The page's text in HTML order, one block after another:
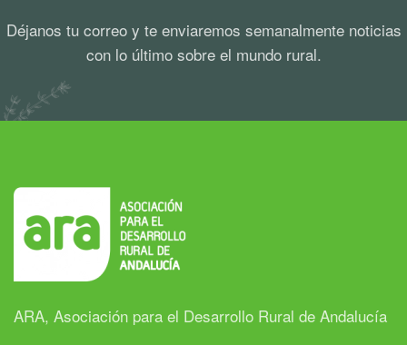
Déjanos tu correo y te enviaremos semanalmente noticias
con lo último sobre el mundo rural.
ARA, Asociación para el Desarrollo Rural de Andalucía